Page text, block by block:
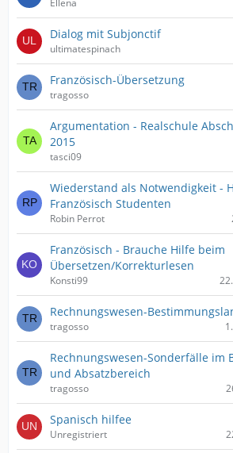
Ellena
Dialog mit Subjonctif
ultimatespinach
Französisch-Übersetzung
tragosso
Argumentation - Realschule
2015
tasci09
Wiederstand als Notwendigkeit -
Französisch Studenten
Robin Perrot
Französisch - Brauche Hilfe beim
Übersetzen/Korrekturlesen
Konsti99
Rechnungswesen-
tragosso
Rechnungswesen-Sonderfälle im
und Absatzbereich
tragosso
Spanisch hilfee
Unregistriert